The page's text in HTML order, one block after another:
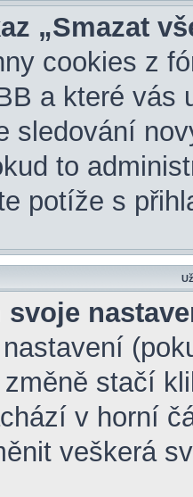
„Smazat
cookies z
a které vás
sledování
to
potíže s
svoje
stačí
v horní
veškerá